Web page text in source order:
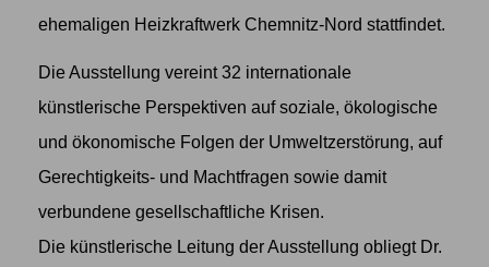
ehemaligen Heizkraftwerk Chemnitz-Nord stattfindet.
Die Ausstellung vereint 32 internationale
künstlerische Perspektiven auf soziale, ökologische
und ökonomische Folgen der Umweltzerstörung, auf
Gerechtigkeits- und Machtfragen sowie damit
verbundene gesellschaftliche Krisen.
Die künstlerische Leitung der Ausstellung obliegt Dr.